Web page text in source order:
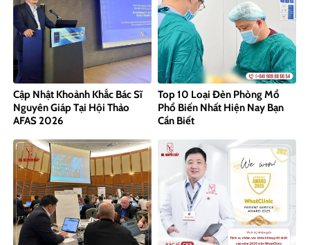
Cập Nhật Khoảnh Khắc Bác Sĩ
Nguyên Giáp Tại Hội Thảo
AFAS 2026
Top 10 Loại Đèn Phòng Mổ
Phổ Biến Nhất Hiện Nay Bạn
Cần Biết